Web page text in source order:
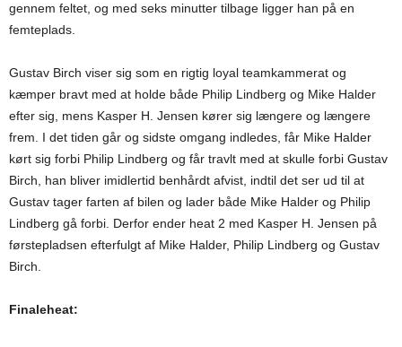
gennem feltet, og med seks minutter tilbage ligger han på en
femteplads.
Gustav Birch viser sig som en rigtig loyal teamkammerat og
kæmper bravt med at holde både Philip Lindberg og Mike Halder
efter sig, mens Kasper H. Jensen kører sig længere og længere
frem. I det tiden går og sidste omgang indledes, får Mike Halder
kørt sig forbi Philip Lindberg og får travlt med at skulle forbi Gustav
Birch, han bliver imidlertid benhårdt afvist, indtil det ser ud til at
Gustav tager farten af bilen og lader både Mike Halder og Philip
Lindberg gå forbi. Derfor ender heat 2 med Kasper H. Jensen på
førstepladsen efterfulgt af Mike Halder, Philip Lindberg og Gustav
Birch.
Finaleheat: